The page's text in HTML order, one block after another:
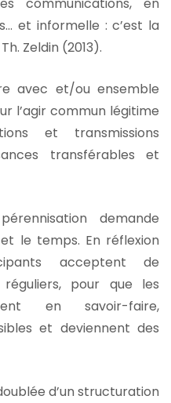
et informelle : c’est la
Zeldin (2013).
avec et/ou ensemble
l’agir commun légitime
et transmissions
transférables et
demande
le temps. En réflexion
acceptent de
pour que les
en savoir-faire,
et deviennent des
d’un structuration